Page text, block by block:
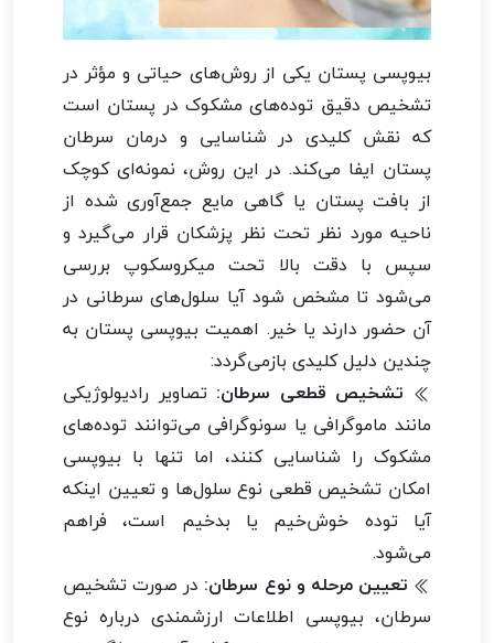
بیوپسی پستان یکی از روش‌های حیاتی و مؤثر در
تشخیص دقیق توده‌های مشکوک در پستان است
که نقش کلیدی در شناسایی و درمان سرطان
پستان ایفا می‌کند. در این روش، نمونه‌ای کوچک
از بافت پستان یا گاهی مایع جمع‌آوری شده از
ناحیه مورد نظر تحت نظر پزشکان قرار می‌گیرد و
سپس با دقت بالا تحت میکروسکوپ بررسی
می‌شود تا مشخص شود آیا سلول‌های سرطانی در
آن حضور دارند یا خیر. اهمیت بیوپسی پستان به
چندین دلیل کلیدی بازمی‌گردد:
تشخیص قطعی سرطان: تصاویر رادیولوژیکی
مانند ماموگرافی یا سونوگرافی می‌توانند توده‌های
مشکوک را شناسایی کنند، اما تنها با بیوپسی
امکان تشخیص قطعی نوع سلول‌ها و تعیین اینکه
آیا توده خوش‌خیم یا بدخیم است، فراهم
می‌شود.
تعیین مرحله و نوع سرطان: در صورت تشخیص
سرطان، بیوپسی اطلاعات ارزشمندی درباره نوع